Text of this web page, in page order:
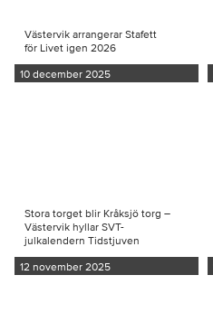
Västervik arrangerar Stafett
för Livet igen 2026
10 december 2025
Stora torget blir Kråksjö torg –
Västervik hyllar SVT-
julkalendern Tidstjuven
12 november 2025